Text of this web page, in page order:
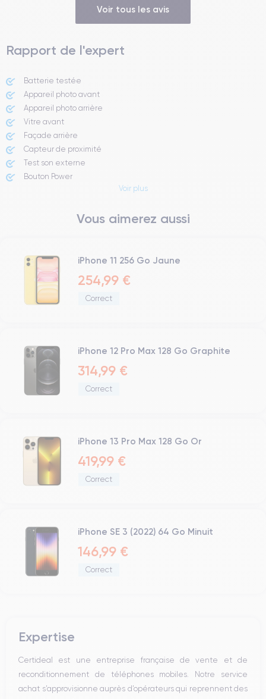
Voir tous les avis
Rapport de l'expert
Batterie testée
Appareil photo avant
Appareil photo arrière ​
Vitre avant ​
Façade arrière
Capteur de proximité
Test son externe
Bouton Power
Boutons volume
Bouton Home
Bluetooth
WiFi
Réseau
Voir plus
Vous aimerez aussi
iPhone 11 256 Go Jaune
254,99 €
Correct
iPhone 12 Pro Max 128 Go Graphite
314,99 €
Correct
iPhone 13 Pro Max 128 Go Or
419,99 €
Correct
iPhone SE 3 (2022) 64 Go Minuit
146,99 €
Correct
Expertise
Certideal est une entreprise française de vente et de
reconditionnement de téléphones mobiles. Notre service
achat s’approvisionne auprès d’opérateurs qui reprennent des